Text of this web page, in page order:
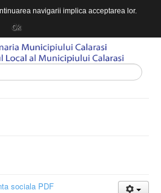
PUBLIC
sociala PDF
navigarii implica acceptarea lor.
Ok